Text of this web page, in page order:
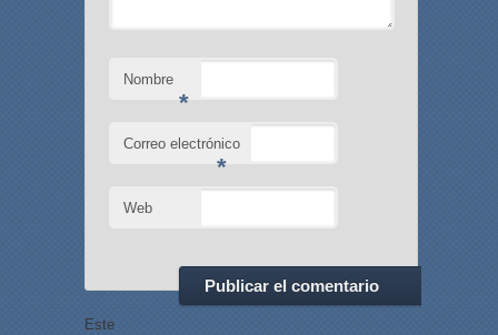
Nombre
*
Correo electrónico
*
Web
Este